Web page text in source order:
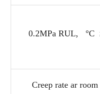
0.2MPa RUL, °C
Creep rate ar room